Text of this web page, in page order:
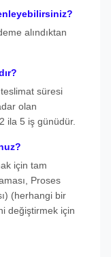
alındıktan
süresi
olan
ila 5 iş günüdür.
için tam
Proses
(herhangi bir
değiştirmek için